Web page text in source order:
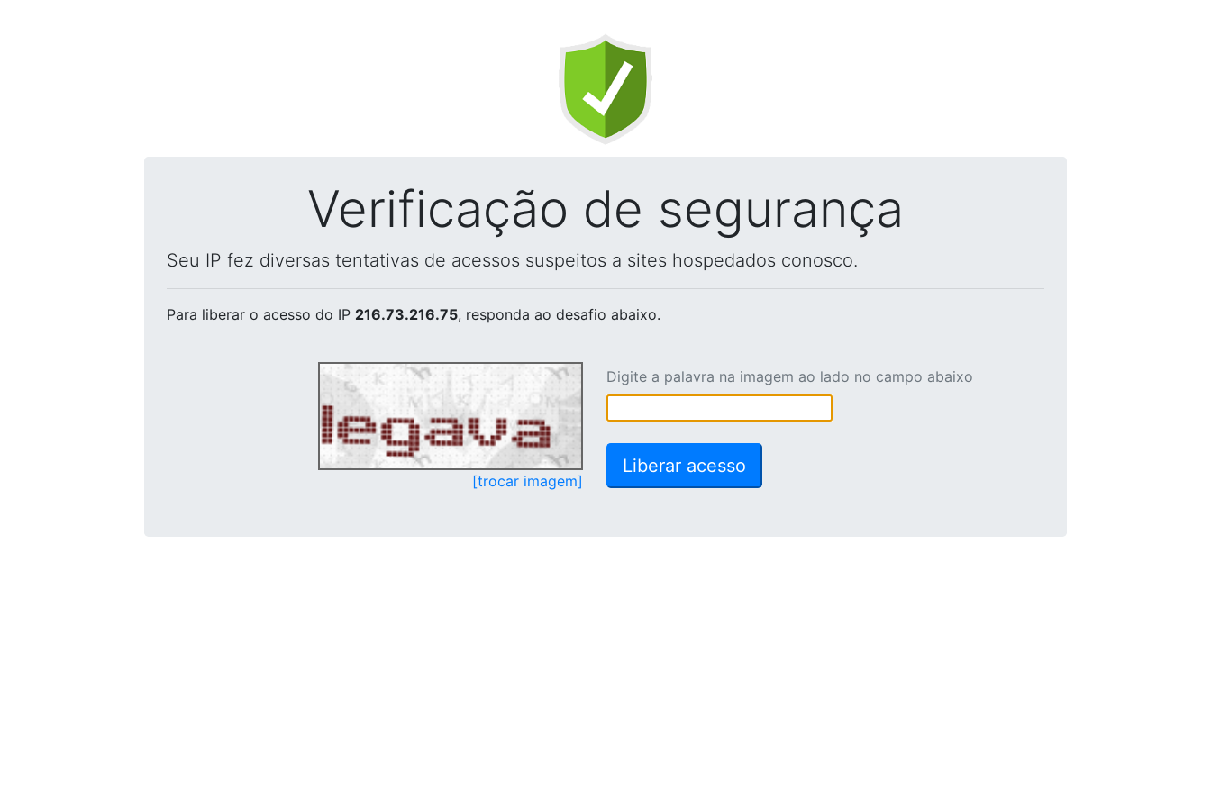
Verificação de segurança
Seu IP fez diversas tentativas de acessos suspeitos a sites hospedados conosco.
Para liberar o acesso do IP 216.73.216.75, responda ao desafio abaixo.
[trocar imagem]
Digite a palavra na imagem ao lado no campo abaixo